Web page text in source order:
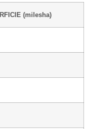
(milesha)